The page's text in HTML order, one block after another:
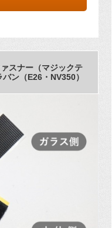
スナー（マジックテ
ン（E26・NV350）